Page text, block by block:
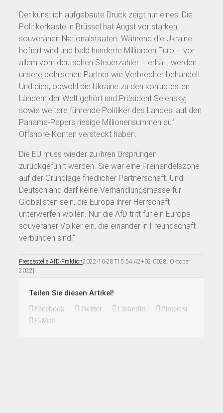
Der künstlich aufgebaute Druck zeigt nur eines: Die
Politikerkaste in Brüssel hat Angst vor starken,
souveränen Nationalstaaten. Während die Ukraine
hofiert wird und bald hunderte Milliarden Euro – vor
allem vom deutschen Steuerzahler – erhält, werden
unsere polnischen Partner wie Verbrecher behandelt.
Und dies, obwohl die Ukraine zu den korruptesten
Ländern der Welt gehört und Präsident Selenskyj
sowie weitere führende Politiker des Landes laut den
Panama-Papers riesige Millionensummen auf
Offshore-Konten versteckt haben.
Die EU muss wieder zu ihren Ursprüngen
zurückgeführt werden. Sie war eine Freihandelszone
auf der Grundlage friedlicher Partnerschaft. Und
Deutschland darf keine Verhandlungsmasse für
Globalisten sein, die Europa ihrer Herrschaft
unterwerfen wollen. Nur die AfD tritt für ein Europa
souveräner Völker ein, die einander in Freundschaft
verbunden sind.“
Pressestelle AfD-Fraktion2022-10-28T15:54:42+02:0028. Oktober
2022 |
Teilen Sie diesen Artikel!
Facebook Twitter LinkedIn
Pinterest
E-Mail